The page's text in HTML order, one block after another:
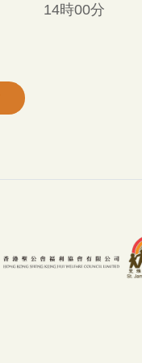
14時00分